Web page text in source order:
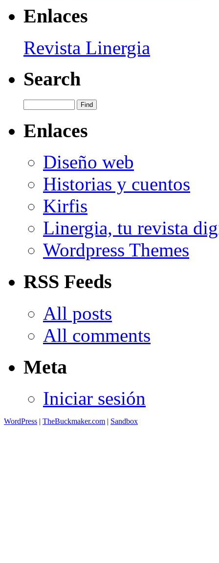
Enlaces
Revista Linergia
Search
Enlaces
Diseño web
Historias y cuentos
Kirfis
Linergia, tu revista
Wordpress Themes
RSS Feeds
All posts
All comments
Meta
Iniciar sesión
WordPress | TheBuckmaker.com | Sandbox